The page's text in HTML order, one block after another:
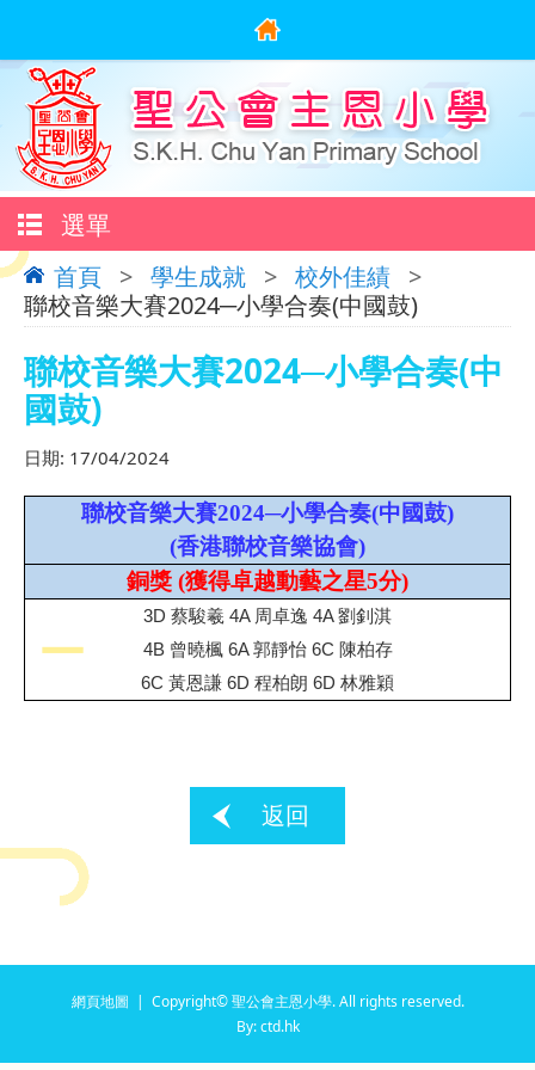
選單
首頁 > 學生成就 > 校外佳績 >
聯校音樂大賽2024─小學合奏(中國鼓)
聯校音樂大賽2024─小學合奏(中
國鼓)
日期: 17/04/2024
聯校音樂大賽2024─小學合奏(中國鼓)
(香港聯校音樂協會)
銅獎 (獲得卓越動藝之星5分)
3D 蔡駿羲 4A 周卓逸 4A 劉釗淇
4B 曾曉楓 6A 郭靜怡 6C 陳柏存
6C 黃恩謙 6D 程柏朗 6D 林雅穎
返回
網頁地圖 | Copyright© 聖公會主恩小學. All rights reserved.
By: ctd.hk